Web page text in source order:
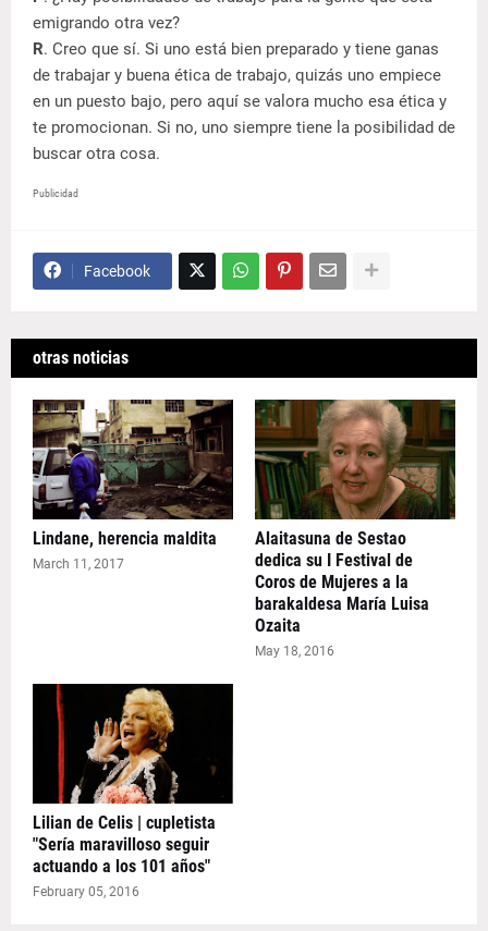
emigrando otra vez?
R. Creo que sí. Si uno está bien preparado y tiene ganas
de trabajar y buena ética de trabajo, quizás uno empiece
en un puesto bajo, pero aquí se valora mucho esa ética y
te promocionan. Si no, uno siempre tiene la posibilidad de
buscar otra cosa.
Publicidad
Facebook
otras noticias
Lindane, herencia maldita
March 11, 2017
Alaitasuna de Sestao
dedica su I Festival de
Coros de Mujeres a la
barakaldesa María Luisa
Ozaita
May 18, 2016
Lilian de Celis | cupletista
"Sería maravilloso seguir
actuando a los 101 años"
February 05, 2016